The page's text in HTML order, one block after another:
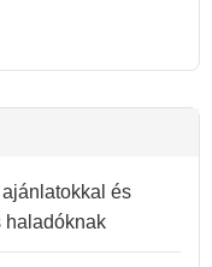
és
haladóknak